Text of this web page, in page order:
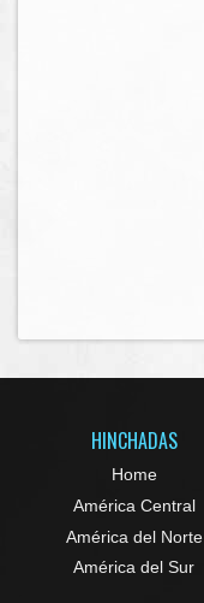
HINCHADAS
Home
América Central
América del Norte
América del Sur